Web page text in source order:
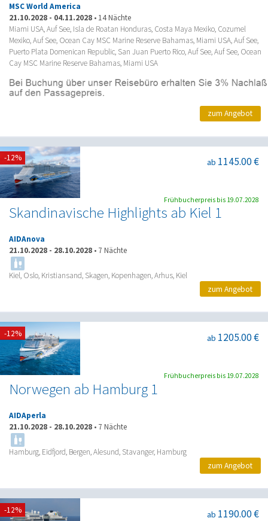
MSC World America
21.10.2028 - 04.11.2028 • 14 Nächte
Miami USA, Auf See, Isla de Roatan Honduras, Costa Maya Mexiko, Cozumel
Mexiko, Auf See, Ocean Cay MSC Marine Reserve Bahamas, Miami USA, Auf See,
Puerto Plata Domenican Republic, San Juan Puerto Rico, Auf See, Auf See, Ocean
Cay MSC Marine Reserve Bahamas, Miami USA
zum Angebot
Skandinavische Highlights ab Kiel 1
ab 1145.00 €
AIDAnova
21.10.2028 - 28.10.2028 • 7 Nächte
Kiel, Oslo, Kristiansand, Skagen, Kopenhagen, Arhus, Kiel
-12%
Frühbucherpreis bis 19.07.2028
zum Angebot
Norwegen ab Hamburg 1
ab 1205.00 €
AIDAperla
21.10.2028 - 28.10.2028 • 7 Nächte
Hamburg, Eidfjord, Bergen, Alesund, Stavanger, Hamburg
-12%
Frühbucherpreis bis 19.07.2028
zum Angebot
ab 1190.00 €
-12%